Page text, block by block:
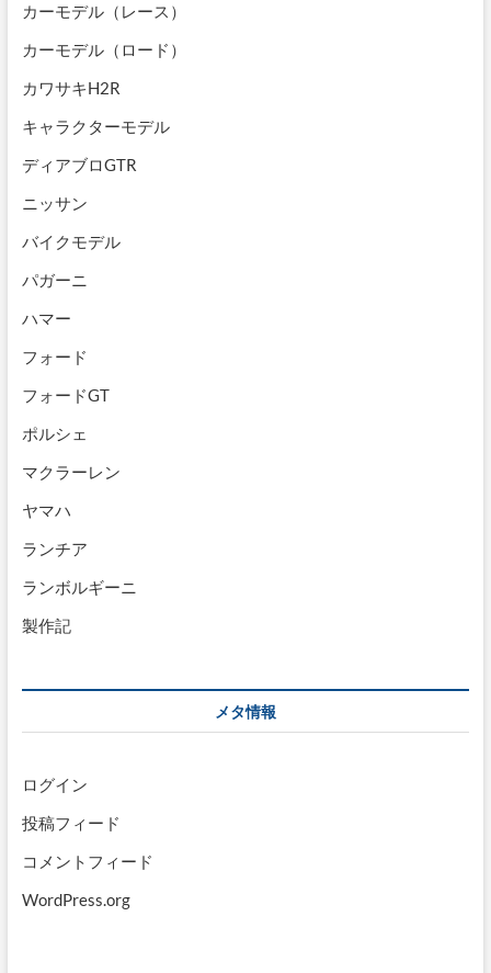
カーモデル（レース）
カーモデル（ロード）
カワサキH2R
キャラクターモデル
ディアブロGTR
ニッサン
バイクモデル
パガーニ
ハマー
フォード
フォードGT
ポルシェ
マクラーレン
ヤマハ
ランチア
ランボルギーニ
製作記
メタ情報
ログイン
投稿フィード
コメントフィード
WordPress.org